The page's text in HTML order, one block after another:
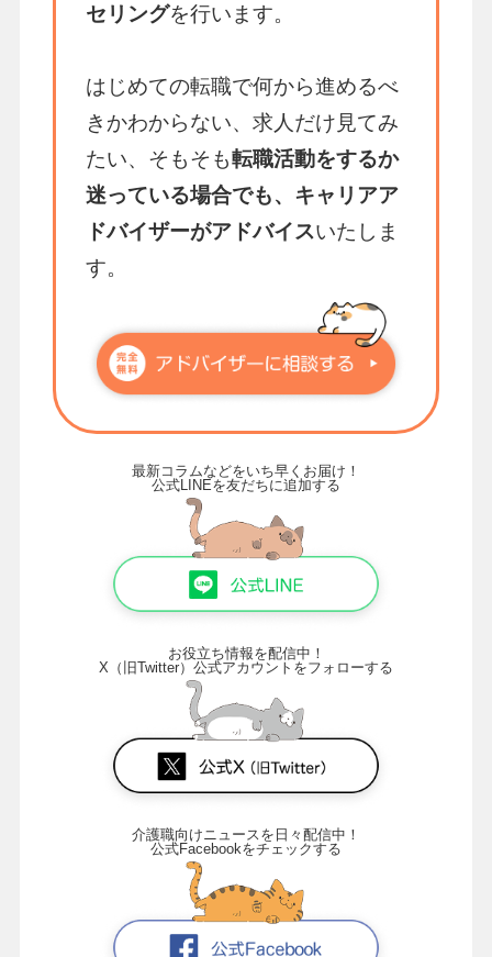
セリングを行います。
はじめての転職で何から進めるべ
きかわからない、求人だけ見てみ
たい、そもそも転職活動をするか
迷っている場合でも、キャリアア
ドバイザーがアドバイスいたしま
す。
最新コラムなどをいち早くお届け！
公式LINEを友だちに追加する
お役立ち情報を配信中！
X（旧Twitter）公式アカウントをフォローする
介護職向けニュースを日々配信中！
公式Facebookをチェックする